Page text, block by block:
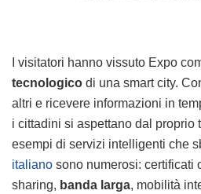
I visitatori hanno vissuto Expo
tecnologico di una smart city.
altri e ricevere informazioni in
i cittadini si aspettano dal proprio
esempi di servizi intelligenti che
italiano sono numerosi: certificati
sharing, banda larga, mobilità